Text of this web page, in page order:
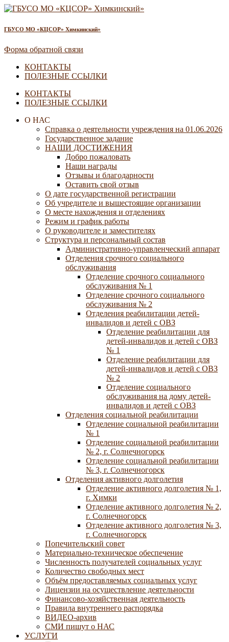
ГБУСО МО «КЦСОР» Химкинский»
Форма обратной связи
КОНТАКТЫ
ПОЛЕЗНЫЕ ССЫЛКИ
КОНТАКТЫ
ПОЛЕЗНЫЕ ССЫЛКИ
О НАС
Справка о деятельности учреждения на 01.06.2026
Государственное задание
НАШИ ДОСТИЖЕНИЯ
Добро пожаловать
Наши награды
Отзывы и благодарности
Оставить свой отзыв
О дате государственной регистрации
Об учредителе и вышестоящие организации
О месте нахождения и отделениях
Режим и график работы
О руководителе и заместителях
Структура и персональный состав
Административно-управленческий аппарат
Отделения срочного социального
обслуживания
Отделение срочного социального
обслуживания № 1
Отделение срочного социального
обслуживания № 2
Отделения реабилитации детей-
инвалидов и детей с ОВЗ
Отделение реабилитации для
детей-инвалидов и детей с ОВЗ
№ 1
Отделение реабилитации для
детей-инвалидов и детей с ОВЗ
№ 2
Отделение социального
обслуживания на дому детей-
инвалидов и детей с ОВЗ
Отделения социальной реабилитации
Отделение социальной реабилитации
№ 1
Отделение социальной реабилитации
№ 2, г. Солнечногорск
Отделение социальной реабилитации
№ 3, г. Солнечногорск
Отделения активного долголетия
Отделение активного долголетия № 1,
г. Химки
Отделение активного долголетия № 2,
г. Солнечногорск
Отделение активного долголетия № 3,
г. Солнечногорск
Попечительский совет
Материально-техническое обеспечение
Численность получателей социальных услуг
Количество свободных мест
Объём предоставляемых социальных услуг
Лицензии на осуществление деятельности
Финансово-хозяйственная деятельность
Правила внутреннего распорядка
ВИДЕО-архив
СМИ пишут о НАС
УСЛУГИ